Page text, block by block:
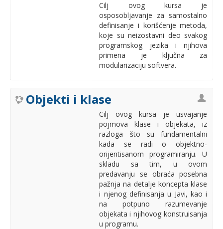
Cilj ovog kursa je
osposobljavanje za samostalno
definisanje i korišćenje metoda,
koje su neizostavni deo svakog
programskog jezika i njihova
primena je ključna za
modularizaciju softvera.
Objekti i klase
Cilj ovog kursa je usvajanje
pojmova klase i objekata, iz
razloga što su fundamentalni
kada se radi o objektno-
orijentisanom programiranju. U
skladu sa tim, u ovom
predavanju se obraća posebna
pažnja na detalje koncepta klase
i njenog definisanja u Javi, kao i
na potpuno razumevanje
objekata i njihovog konstruisanja
u programu.